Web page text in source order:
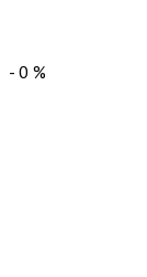
- 0 %